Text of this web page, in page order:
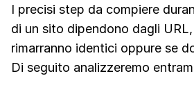
I precisi step da compiere
di un sito dipendono dagli
rimarranno identici oppure se
Di seguito analizzeremo